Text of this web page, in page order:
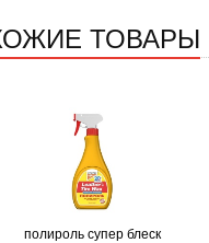
ТОВАРЫ
полироль супер блеск